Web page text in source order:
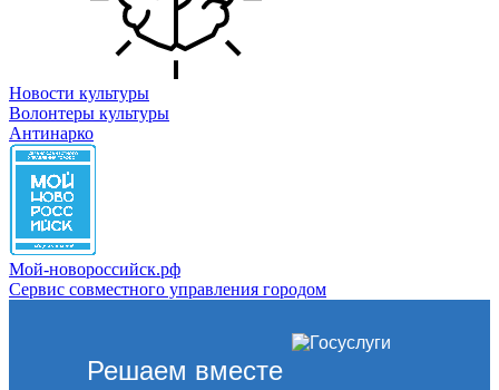
Новости культуры
Волонтеры культуры
Антинарко
Мой-новороссийск.рф
Сервис совместного управления городом
Решаем вместе